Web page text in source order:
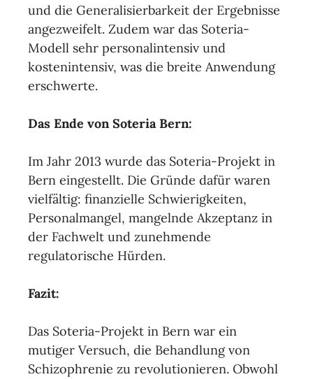
und die Generalisierbarkeit der Ergebnisse
angezweifelt. Zudem war das Soteria-
Modell sehr personalintensiv und
kostenintensiv, was die breite Anwendung
erschwerte.
Das Ende von Soteria Bern:
Im Jahr 2013 wurde das Soteria-Projekt in
Bern eingestellt. Die Gründe dafür waren
vielfältig: finanzielle Schwierigkeiten,
Personalmangel, mangelnde Akzeptanz in
der Fachwelt und zunehmende
regulatorische Hürden.
Fazit:
Das Soteria-Projekt in Bern war ein
mutiger Versuch, die Behandlung von
Schizophrenie zu revolutionieren. Obwohl